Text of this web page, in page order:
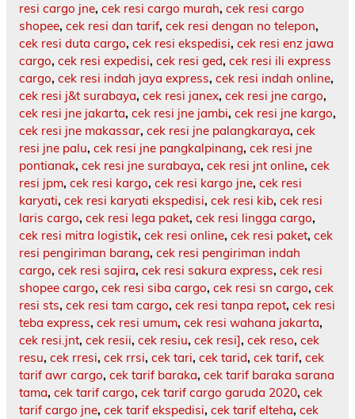
resi cargo jne, cek resi cargo murah, cek resi cargo
shopee, cek resi dan tarif, cek resi dengan no telepon,
cek resi duta cargo, cek resi ekspedisi, cek resi enz jawa
cargo, cek resi expedisi, cek resi ged, cek resi ili express
cargo, cek resi indah jaya express, cek resi indah online,
cek resi j&t surabaya, cek resi janex, cek resi jne cargo,
cek resi jne jakarta, cek resi jne jambi, cek resi jne kargo,
cek resi jne makassar, cek resi jne palangkaraya, cek
resi jne palu, cek resi jne pangkalpinang, cek resi jne
pontianak, cek resi jne surabaya, cek resi jnt online, cek
resi jpm, cek resi kargo, cek resi kargo jne, cek resi
karyati, cek resi karyati ekspedisi, cek resi kib, cek resi
laris cargo, cek resi lega paket, cek resi lingga cargo,
cek resi mitra logistik, cek resi online, cek resi paket, cek
resi pengiriman barang, cek resi pengiriman indah
cargo, cek resi sajira, cek resi sakura express, cek resi
shopee cargo, cek resi siba cargo, cek resi sn cargo, cek
resi sts, cek resi tam cargo, cek resi tanpa repot, cek resi
teba express, cek resi umum, cek resi wahana jakarta,
cek resi.jnt, cek resii, cek resiu, cek resi], cek reso, cek
resu, cek rresi, cek rrsi, cek tari, cek tarid, cek tarif, cek
tarif awr cargo, cek tarif baraka, cek tarif baraka sarana
tama, cek tarif cargo, cek tarif cargo garuda 2020, cek
tarif cargo jne, cek tarif ekspedisi, cek tarif elteha, cek